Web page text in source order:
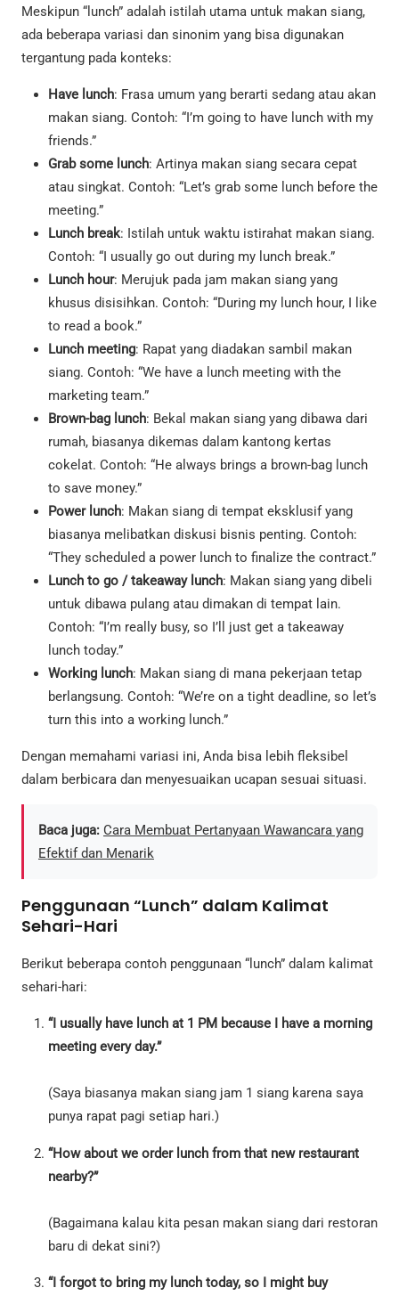
Meskipun “lunch” adalah istilah utama untuk makan siang,
ada beberapa variasi dan sinonim yang bisa digunakan
tergantung pada konteks:
Have lunch: Frasa umum yang berarti sedang atau akan
makan siang. Contoh: “I’m going to have lunch with my
friends.”
Grab some lunch: Artinya makan siang secara cepat
atau singkat. Contoh: “Let’s grab some lunch before the
meeting.”
Lunch break: Istilah untuk waktu istirahat makan siang.
Contoh: “I usually go out during my lunch break.”
Lunch hour: Merujuk pada jam makan siang yang
khusus disisihkan. Contoh: “During my lunch hour, I like
to read a book.”
Lunch meeting: Rapat yang diadakan sambil makan
siang. Contoh: “We have a lunch meeting with the
marketing team.”
Brown-bag lunch: Bekal makan siang yang dibawa dari
rumah, biasanya dikemas dalam kantong kertas
cokelat. Contoh: “He always brings a brown-bag lunch
to save money.”
Power lunch: Makan siang di tempat eksklusif yang
biasanya melibatkan diskusi bisnis penting. Contoh:
“They scheduled a power lunch to finalize the contract.”
Lunch to go / takeaway lunch: Makan siang yang dibeli
untuk dibawa pulang atau dimakan di tempat lain.
Contoh: “I’m really busy, so I’ll just get a takeaway
lunch today.”
Working lunch: Makan siang di mana pekerjaan tetap
berlangsung. Contoh: “We’re on a tight deadline, so let’s
turn this into a working lunch.”
Dengan memahami variasi ini, Anda bisa lebih fleksibel
dalam berbicara dan menyesuaikan ucapan sesuai situasi.
Baca juga: Cara Membuat Pertanyaan Wawancara yang
Efektif dan Menarik
Penggunaan “Lunch” dalam Kalimat
Sehari-Hari
Berikut beberapa contoh penggunaan “lunch” dalam kalimat
sehari-hari:
“I usually have lunch at 1 PM because I have a morning
meeting every day.”
(Saya biasanya makan siang jam 1 siang karena saya
punya rapat pagi setiap hari.)
“How about we order lunch from that new restaurant
nearby?”
(Bagaimana kalau kita pesan makan siang dari restoran
baru di dekat sini?)
“I forgot to bring my lunch today, so I might buy